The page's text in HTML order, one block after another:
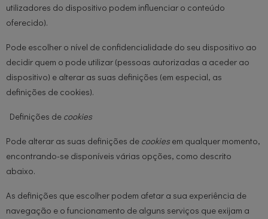
utilizadores do dispositivo podem influenciar o conteúdo
oferecido).
Pode escolher o nível de confidencialidade do seu dispositivo ao
decidir quem o pode utilizar (pessoas autorizadas a aceder ao
dispositivo) e alterar as suas definições (em especial, as
definições de cookies).
Definições de cookies
Pode alterar as suas definições de cookiesem qualquer momento,
encontrando-se disponíveis várias opções, como descrito
abaixo.
As definições que escolher podem afetar a sua experiência de
navegação e o funcionamento de alguns serviços que exijam a